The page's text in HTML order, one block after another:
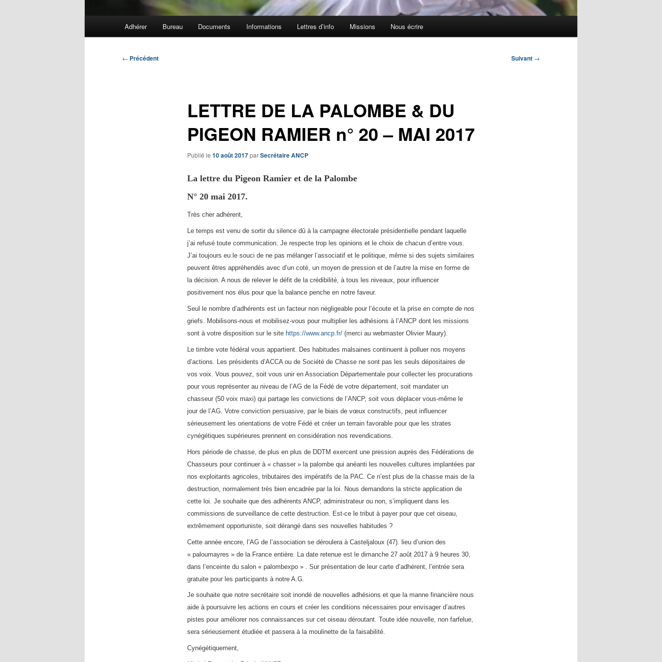
Adhérer Bureau Documents Informations Lettres d’info Missions Nous écrire
Navigation
← Précédent Suivant →
LETTRE DE LA PALOMBE & DU
PIGEON RAMIER n° 20 – MAI 2017
Publié le 10 août 2017parSecrétaire ANCP
La lettre du Pigeon Ramier et de la Palombe
N° 20 mai 2017.
Très cher adhérent,
Le temps est venu de sortir du silence dû à la campagne électorale présidentielle pendant laquelle
j’ai refusé toute communication. Je respecte trop les opinions et le choix de chacun d’entre vous.
J’ai toujours eu le souci de ne pas mélanger l’associatif et le politique, même si des sujets similaires
peuvent êtres appréhendés avec d’un coté, un moyen de pression et de l’autre la mise en forme de
la décision. A nous de relever le défit de la crédibilité, à tous les niveaux, pour influencer
positivement nos élus pour que la balance penche en notre faveur.
Seul le nombre d’adhérents est un facteur non négligeable pour l’écoute et la prise en compte de nos
griefs. Mobilisons-nous et mobilisez-vous pour multiplier les adhésions à l’ANCP dont les missions
sont à votre disposition sur le site https://www.ancp.fr/(merci au webmaster Olivier Maury).
Le timbre vote fédéral vous appartient. Des habitudes malsaines continuent à polluer nos moyens
d’actions. Les présidents d’ACCA ou de Société de Chasse ne sont pas les seuls dépositaires de
vos voix. Vous pouvez, soit vous unir en Association Départementale pour collecter les procurations
pour vous représenter au niveau de l’AG de la Fédé de votre département, soit mandater un
chasseur (50 voix maxi) qui partage les convictions de l’ANCP, soit vous déplacer vous-même le
jour de l’AG. Votre conviction persuasive, par le biais de vœux constructifs, peut influencer
sérieusement les orientations de votre Fédé et créer un terrain favorable pour que les strates
cynégétiques supérieures prennent en considération nos revendications.
Hors période de chasse, de plus en plus de DDTM exercent une pression auprès des Fédérations de
Chasseurs pour continuer à « chasser » la palombe qui anéanti les nouvelles cultures implantées par
nos exploitants agricoles, tributaires des impératifs de la PAC. Ce n’est plus de la chasse mais de la
destruction, normalement très bien encadrée par la loi. Nous demandons la stricte application de
cette loi. Je souhaite que des adhérents ANCP, administrateur ou non, s’impliquent dans les
commissions de surveillance de cette destruction. Est-ce le tribut à payer pour que cet oiseau,
extrêmement opportuniste, soit dérangé dans ses nouvelles habitudes ?
Cette année encore, l’AG de l’association se déroulera à Casteljaloux (47). lieu d’union des
« paloumayres » de la France entière. La date retenue est le dimanche 27 août 2017 à 9 heures 30,
dans l’enceinte du salon « palombexpo » . Sur présentation de leur carte d’adhérent, l’entrée sera
gratuite pour les participants à notre A.G.
Je souhaite que notre secrétaire soit inondé de nouvelles adhésions et que la manne financière nous
aide à poursuivre les actions en cours et créer les conditions nécessaires pour envisager d’autres
pistes pour améliorer nos connaissances sur cet oiseau déroutant. Toute idée nouvelle, non farfelue,
sera sérieusement étudiée et passera à la moulinette de la faisabilité.
Cynégétiquement,